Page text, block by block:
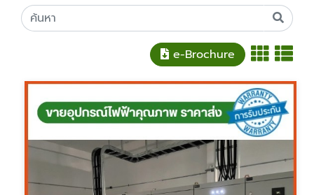
e-Brochure